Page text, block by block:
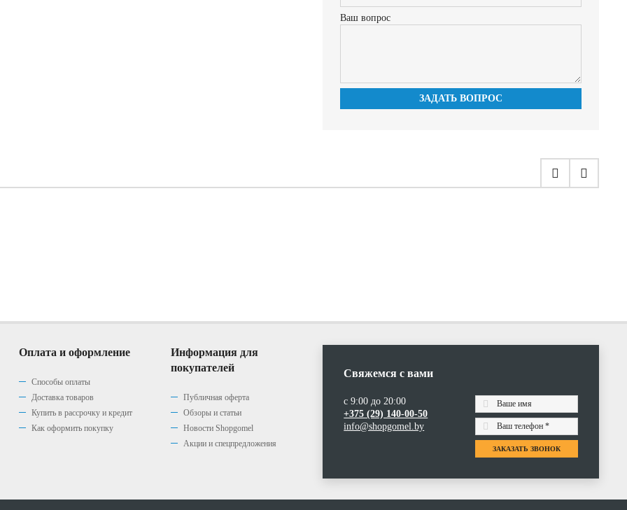
Ваш вопрос
ЗАДАТЬ ВОПРОС
Оплата и оформление
Способы оплаты
Доставка товаров
Купить в рассрочку и кредит
Как оформить покупку
Информация для
покупателей
Публичная оферта
Обзоры и статьи
Новости Shopgomel
Акции и спецпредложения
Свяжемся с вами
с 9:00 до 20:00
+375 (29) 140-00-50
info@shopgomel.by
ЗАКАЗАТЬ ЗВОНОК